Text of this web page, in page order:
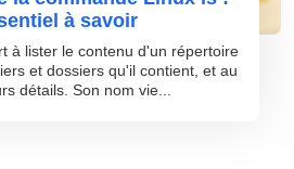
à savoir
à lister le contenu d'un répertoire
et dossiers qu'il contient, et au
détails. Son nom vie...